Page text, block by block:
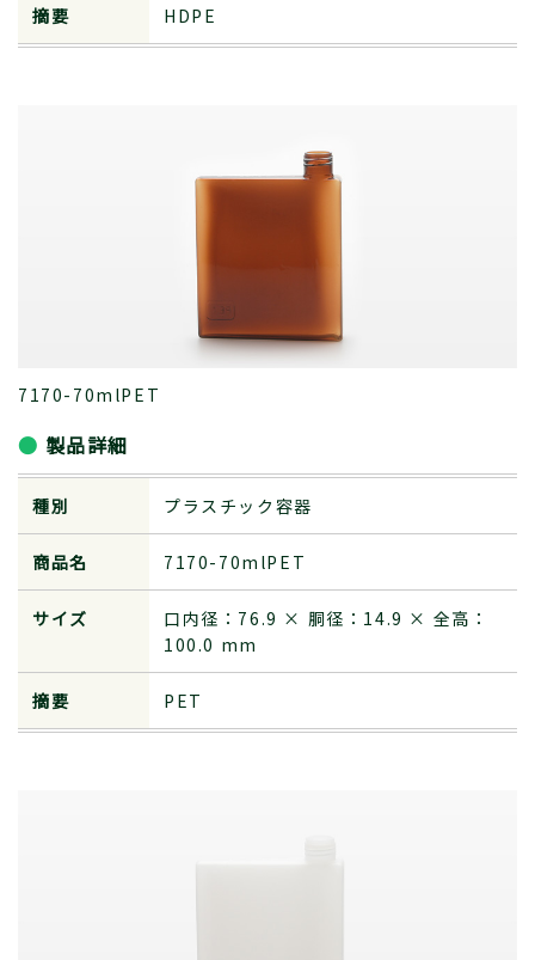
摘要 HDPE
7170-70mlPET
製品詳細
種別 プラスチック容器
商品名 7170-70mlPET
サイズ
口内径：76.9 × 胴径：14.9 × 全高：
100.0 mm
摘要 PET